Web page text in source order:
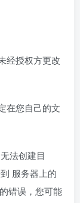
经授权方更改
在您自己的文
法创建目
服务器上的
错误，您可能